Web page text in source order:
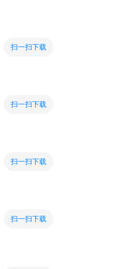
扫一扫下载
扫一扫下载
扫一扫下载
扫一扫下载